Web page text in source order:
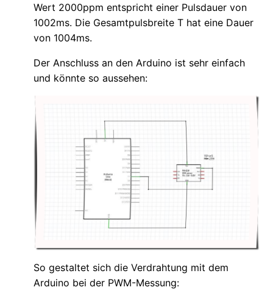
Wert 2000ppm entspricht einer Pulsdauer von
1002ms. Die Gesamtpulsbreite T hat eine Dauer
von 1004ms.
Der Anschluss an den Arduino ist sehr einfach
und könnte so aussehen:
So gestaltet sich die Verdrahtung mit dem
Arduino bei der PWM-Messung: